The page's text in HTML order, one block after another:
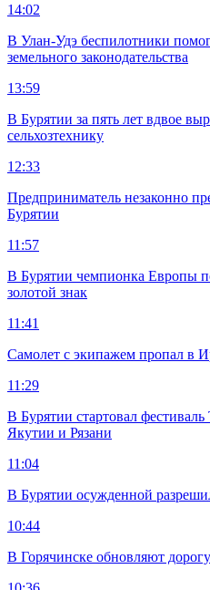
14:02
В Улан-Удэ беспилотники
земельного законодательства
13:59
В Бурятии за пять лет вдвое
сельхозтехнику
12:33
Предприниматель незаконно
Бурятии
11:57
В Бурятии чемпионка Европы
золотой знак
11:41
Самолет с экипажем пропал в
11:29
В Бурятии стартовал
Якутии и Рязани
11:04
В Бурятии осужденной
10:44
В Горячинске обновляют дорогу